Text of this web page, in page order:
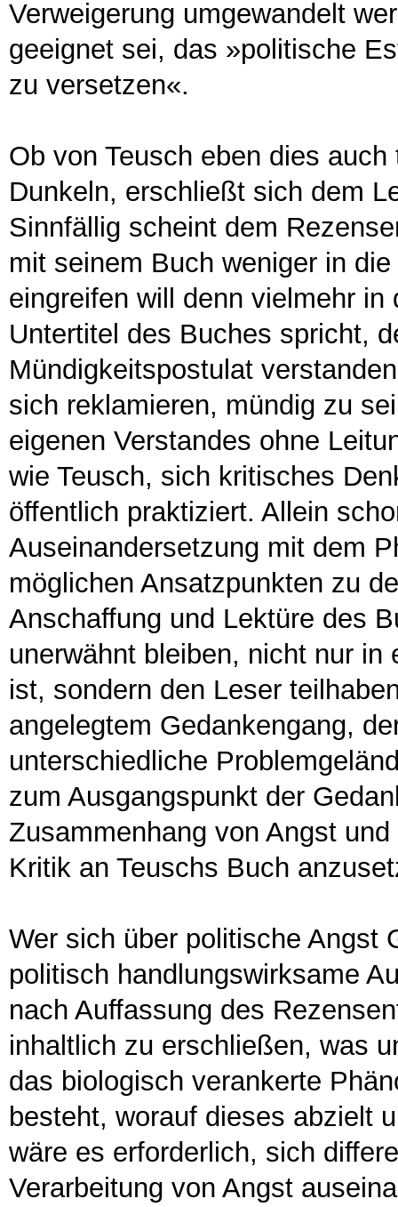
Verweigerung umgewandelt
geeignet sei, das »politische
zu versetzen«.
Ob von Teusch eben dies
Dunkeln, erschließt sich dem
Sinnfällig scheint dem
mit seinem Buch weniger in
eingreifen will denn vielmehr
Untertitel des Buches spricht,
Mündigkeitspostulat
sich reklamieren, mündig zu
eigenen Verstandes ohne
wie Teusch, sich kritisches
öffentlich praktiziert. Allein
Auseinandersetzung mit dem
möglichen Ansatzpunkten zu
Anschaffung und Lektüre des
unerwähnt bleiben, nicht nur
ist, sondern den Leser
angelegtem Gedankengang,
unterschiedliche
zum Ausgangspunkt der
Zusammenhang von Angst
Kritik an Teuschs Buch
Wer sich über politische Angst
politisch handlungswirksame
nach Auffassung des
inhaltlich zu erschließen, was
das biologisch verankerte
besteht, worauf dieses abzielt
wäre es erforderlich, sich
Verarbeitung von Angst